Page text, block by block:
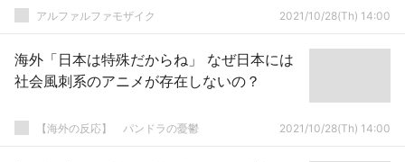
アルファルファモザイク 2021/10/28(Th) 14:00
海外「日本は特殊だからね」 なぜ日本には
社会風刺系のアニメが存在しないの？
【海外の反応】 パンドラの憂鬱 2021/10/28(Th) 14:00